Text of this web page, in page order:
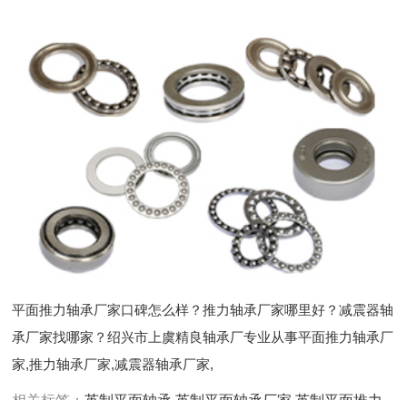
平面推力轴承厂家口碑怎么样？推力轴承厂家哪里好？减震器轴
承厂家找哪家？绍兴市上虞精良轴承厂专业从事平面推力轴承厂
家,推力轴承厂家,减震器轴承厂家,